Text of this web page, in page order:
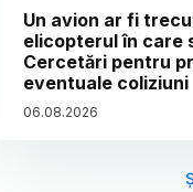
Un avion ar fi
elicopterul în care
Cercetări pentru
eventuale coliziuni
06.08.2026